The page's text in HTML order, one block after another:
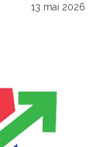
13 mai 2026